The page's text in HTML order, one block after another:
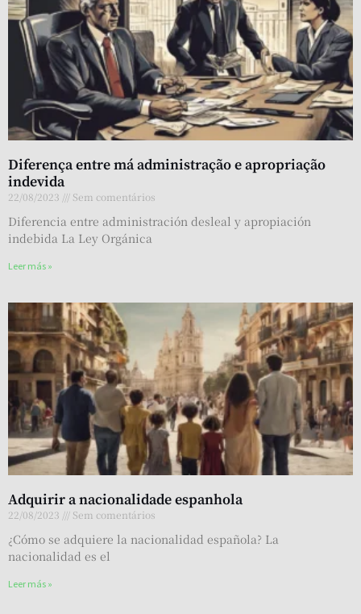
Diferença entre má administração e apropriação
indevida
22/08/2023 Sem comentários
Diferencia entre administración desleal y apropiación
indebida La Ley Orgánica
Leer más »
Adquirir a nacionalidade espanhola
22/08/2023 Sem comentários
¿Cómo se adquiere la nacionalidad española? La
nacionalidad es el
Leer más »